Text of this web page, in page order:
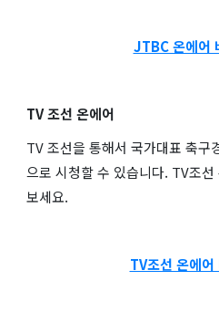
JTBC 온에어
TV 조선 온에어
TV 조선을 통해서 국가대표 축구
으로 시청할 수 있습니다. TV조
보세요.
TV조선 온에어